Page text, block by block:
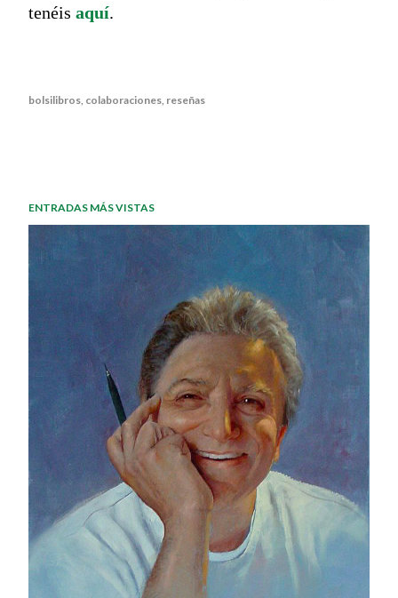
tenéis aquí.
bolsilibros colaboraciones reseñas
ENTRADAS MÁS VISTAS